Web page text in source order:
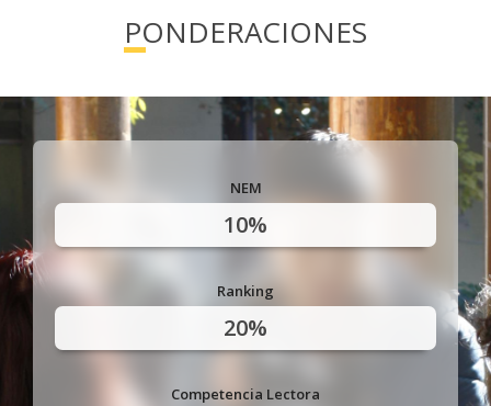
Enfoque en analítica, estadísticas y
valoradas que aumentan tu ventaja
competitiva.
PONDERACIONES
NEM
10%
Ranking
20%
Competencia Lectora